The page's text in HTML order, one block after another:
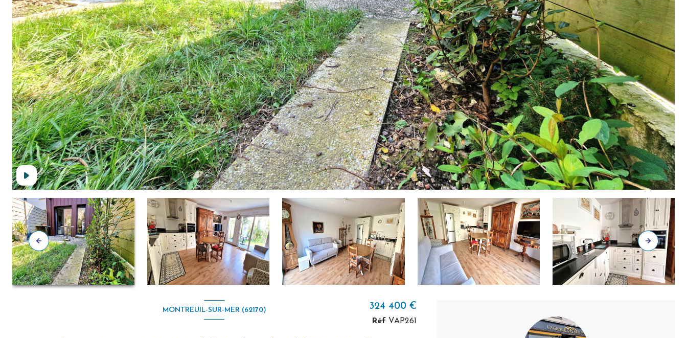
MONTREUIL-SUR-MER (62170) 324 400 €
Réf VAP261